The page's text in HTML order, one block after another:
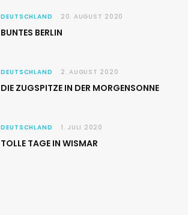
DEUTSCHLAND 20. AUGUST 2020
BUNTES BERLIN
DEUTSCHLAND 2. AUGUST 2020
DIE ZUGSPITZE IN DER MORGENSONNE
DEUTSCHLAND 1. JULI 2020
TOLLE TAGE IN WISMAR